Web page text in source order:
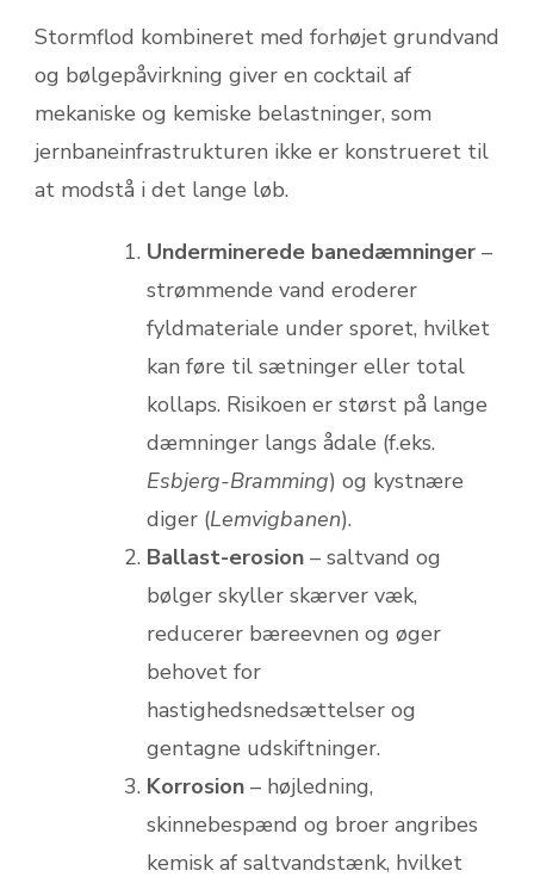
Stormflod kombineret med forhøjet grundvand
og bølgepåvirkning giver en cocktail af
mekaniske og kemiske belastninger, som
jernbaneinfrastrukturen ikke er konstrueret til
at modstå i det lange løb.
Underminerede banedæmninger –
strømmende vand eroderer
fyldmateriale under sporet, hvilket
kan føre til sætninger eller total
kollaps. Risikoen er størst på lange
dæmninger langs ådale (f.eks.
Esbjerg-Bramming) og kystnære
diger (Lemvigbanen).
Ballast-erosion – saltvand og
bølger skyller skærver væk,
reducerer bæreevnen og øger
behovet for
hastighedsnedsættelser og
gentagne udskiftninger.
Korrosion – højledning,
skinnebespænd og broer angribes
kemisk af saltvandstænk, hvilket